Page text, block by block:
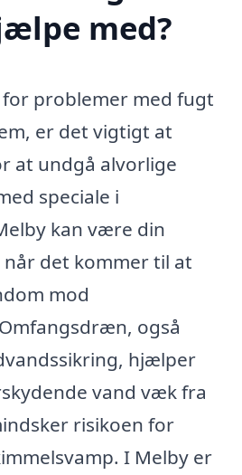
med?
problemer med fugt
er det vigtigt at
at undgå alvorlige
speciale i
kan være din
det kommer til at
mod
også
hjælper
vand væk fra
risikoen for
I Melby er